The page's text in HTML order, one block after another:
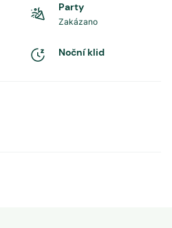
Party
Zakázano
Noční klid